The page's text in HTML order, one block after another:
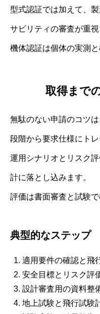
型式認証では加えて、
サビリティの審査が重視
機体認証は個体の実測
取得まで
無駄のない申請のコツ
段階から要求仕様にトレ
運用シナリオとリスク
計に落とし込みます。
評価は書面審査と試験
典型的なステップ
適用要件の確認と飛
安全目標とリスク評
設計審査用の資料整
地上試験と飛行試験